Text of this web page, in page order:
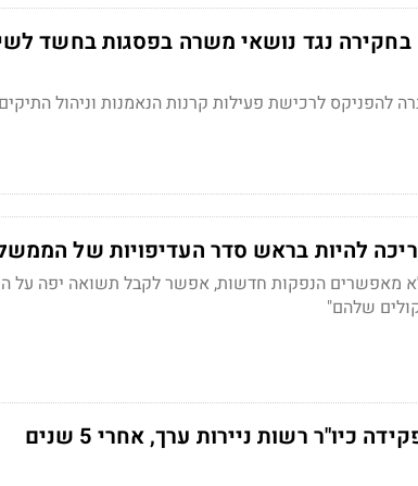
בחקירה נגד נושאי משרה בפסגות בחשד
להפניקס לרכישת פעילות קרנות הנאמנות וניהול
להיות בראש סדר העדיפויות של
מאפשרים הנפקות חדשות, אפשר לקבל תשואה יפה על
שלהם"
כיו"ר רשות ניירות ערך, אחרי 5 שנים